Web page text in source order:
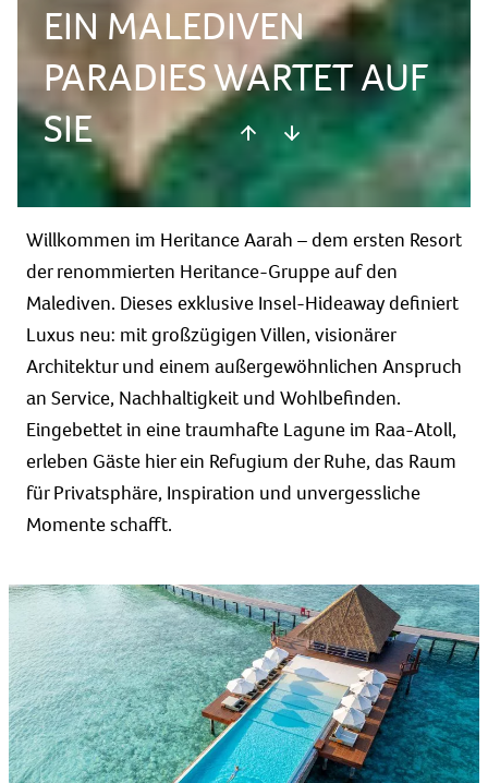
EIN MALEDIVEN
PARADIES WARTET AUF
SIE
Willkommen im Heritance Aarah – dem ersten Resort
der renommierten Heritance-Gruppe auf den
Malediven. Dieses exklusive Insel-Hideaway definiert
Luxus neu: mit großzügigen Villen, visionärer
Architektur und einem außergewöhnlichen Anspruch
an Service, Nachhaltigkeit und Wohlbefinden.
Eingebettet in eine traumhafte Lagune im Raa-Atoll,
erleben Gäste hier ein Refugium der Ruhe, das Raum
für Privatsphäre, Inspiration und unvergessliche
Momente schafft.